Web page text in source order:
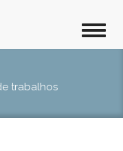
trabalhos